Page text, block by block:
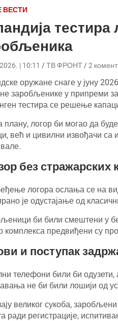
ВЕСТИ
тестира
| 10:11 ТВ ФРОНТ 2
оружане снаге у јуну
заробљенике у припреми
тестира се решење
плану, логор би могао да
већ и цивилни извођачи са
без стражарских
логора ослања се на
је одустајање од
би били смештени у
комплекса предвиђени су
и поступак
телефони били би
не би били лошији од
великог сукоба,
ради регистрације,